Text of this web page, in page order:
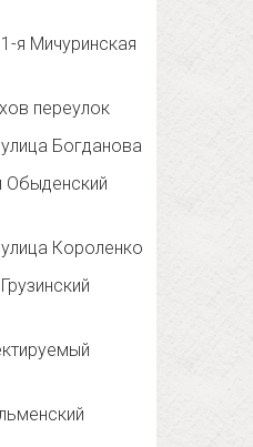
я Мичуринская
переулок
Богданова
Обыденский
Короленко